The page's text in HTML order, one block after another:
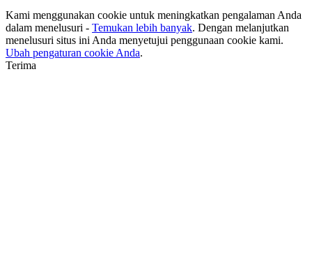
Kami menggunakan cookie untuk meningkatkan pengalaman Anda
dalam menelusuri - Temukan lebih banyak. Dengan melanjutkan
menelusuri situs ini Anda menyetujui penggunaan cookie kami.
Ubah pengaturan cookie Anda.
Terima